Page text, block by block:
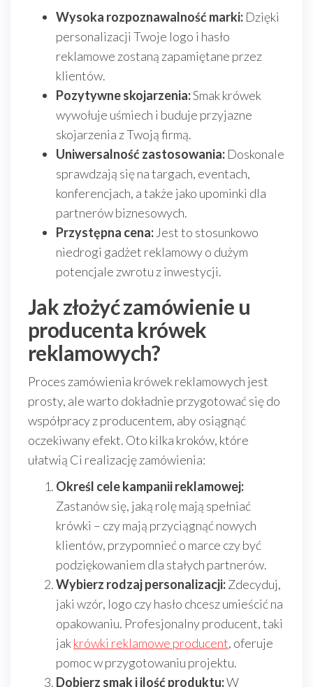
Wysoka rozpoznawalność marki: Dzięki
personalizacji Twoje logo i hasło
reklamowe zostaną zapamiętane przez
klientów.
Pozytywne skojarzenia:Smak krówek
wywołuje uśmiech i buduje przyjazne
skojarzenia z Twoją firmą.
Uniwersalność zastosowania: Doskonale
sprawdzają się na targach, eventach,
konferencjach, a także jako upominki dla
partnerów biznesowych.
Przystępna cena: Jest to stosunkowo
niedrogi gadżet reklamowy o dużym
potencjale zwrotu z inwestycji.
Jak złożyć zamówienie u
producenta krówek
reklamowych?
Proces zamówienia krówek reklamowych jest
prosty, ale warto dokładnie przygotować się do
współpracy z producentem, aby osiągnąć
oczekiwany efekt. Oto kilka kroków, które
ułatwią Ci realizację zamówienia:
Określ cele kampanii reklamowej:
Zastanów się, jaką rolę mają spełniać
krówki – czy mają przyciągnąć nowych
klientów, przypomnieć o marce czy być
podziękowaniem dla stałych partnerów.
Wybierz rodzaj personalizacji:Zdecyduj,
jaki wzór, logo czy hasło chcesz umieścić na
opakowaniu. Profesjonalny producent, taki
jakkrówki reklamowe producent, oferuje
pomoc w przygotowaniu projektu.
Dobierz smak i ilość produktu:W